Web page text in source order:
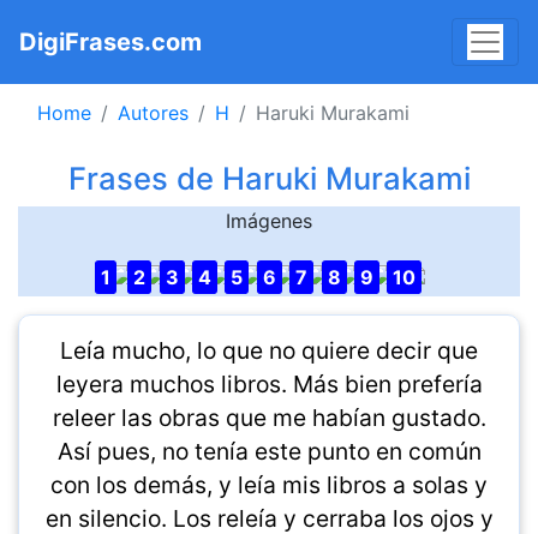
DigiFrases.com
Home Autores H Haruki Murakami
Frases de Haruki Murakami
Imágenes
1 2 3 4 5 6 7 8 9 10
Leía mucho, lo que no quiere decir que
leyera muchos libros. Más bien prefería
releer las obras que me habían gustado.
Así pues, no tenía este punto en común
con los demás, y leía mis libros a solas y
en silencio. Los releía y cerraba los ojos y